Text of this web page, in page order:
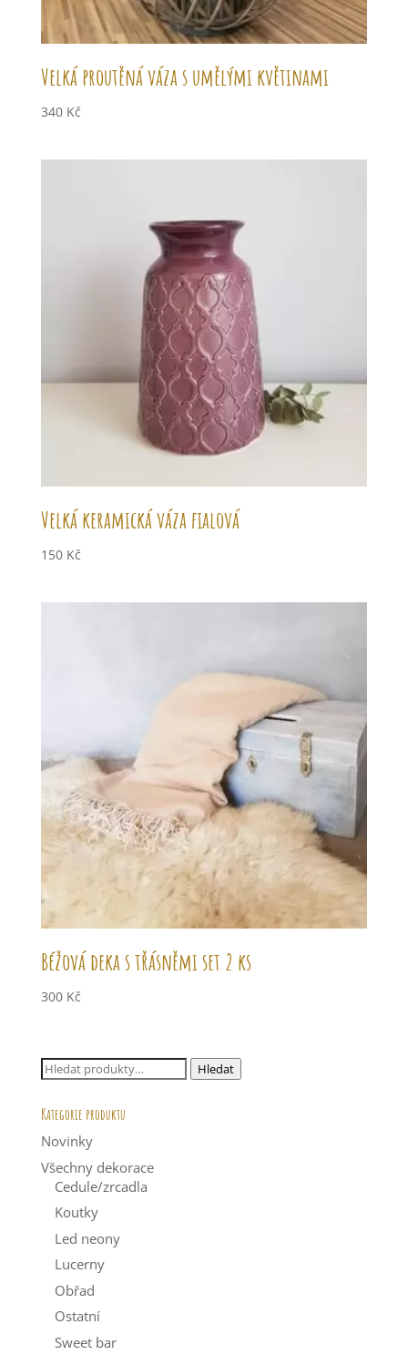
Velká proutěná váza s umělými květinami
340 Kč
Velká keramická váza fialová
150 Kč
Béžová deka s třásněmi set 2 ks
300 Kč
Hledat: Hledat
Kategorie produktu
Novinky
Všechny dekorace
Cedule/zrcadla
Koutky
Led neony
Lucerny
Obřad
Ostatní
Sweet bar